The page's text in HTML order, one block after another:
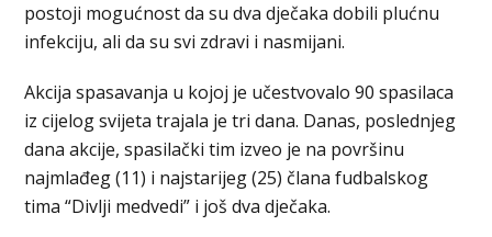
postoji mogućnost da su dva dječaka dobili plućnu
infekciju, ali da su svi zdravi i nasmijani.
Akcija spasavanja u kojoj je učestvovalo 90 spasilaca
iz cijelog svijeta trajala je tri dana. Danas, poslednjeg
dana akcije, spasilački tim izveo je na površinu
najmlađeg (11) i najstarijeg (25) člana fudbalskog
tima “Divlji medvedi” i još dva dječaka.